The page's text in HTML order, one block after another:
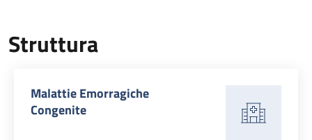
Struttura
Malattie Emorragiche
Congenite